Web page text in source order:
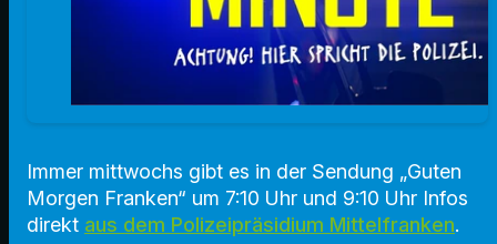
Immer mittwochs gibt es in der Sendung „Guten
Morgen Franken“ um 7:10 Uhr und 9:10 Uhr Infos
direkt aus dem Polizeipräsidium Mittelfranken.